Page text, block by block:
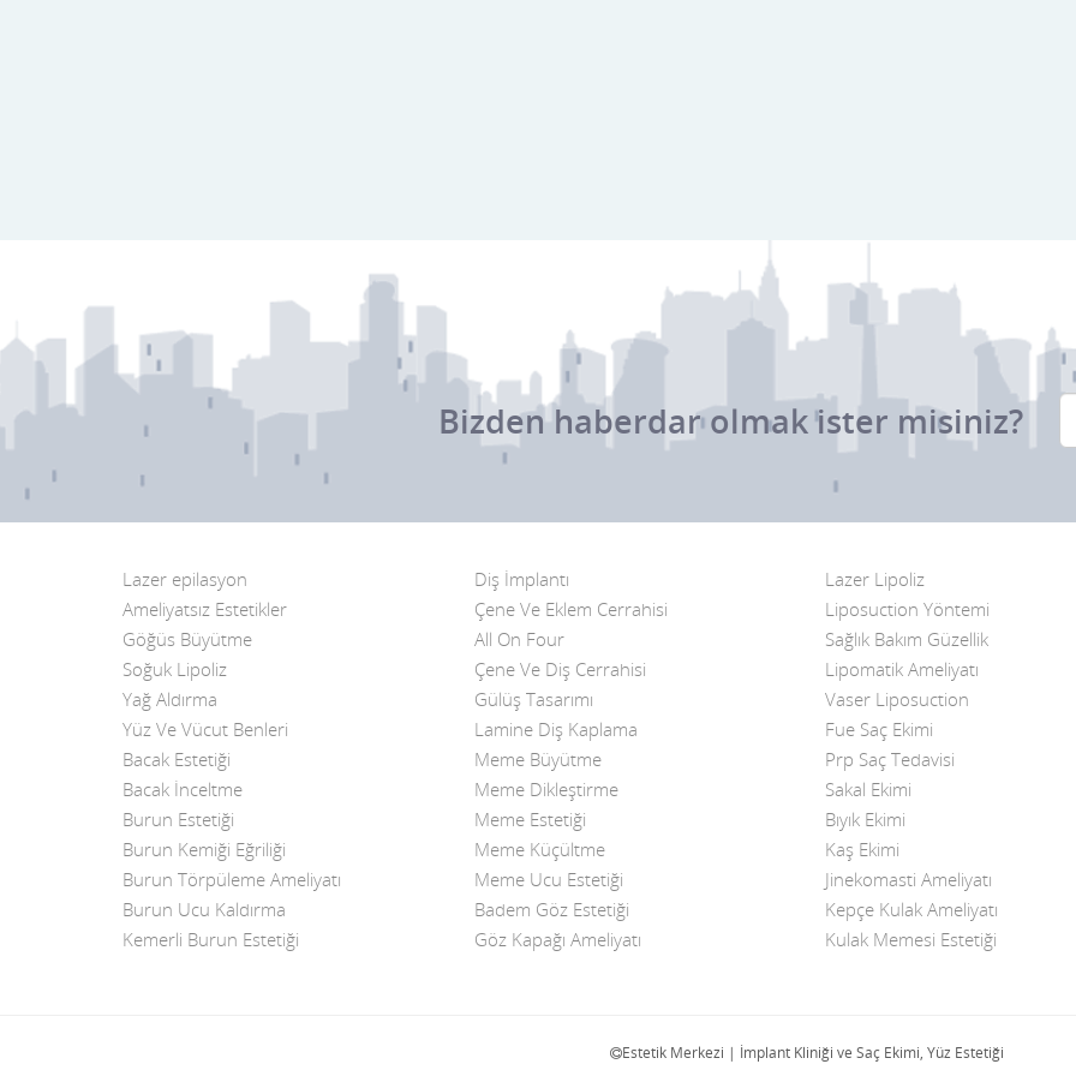
Bizden haberdar olmak ister misiniz?
Lazer epilasyon
Ameliyatsız Estetikler
Göğüs Büyütme
Soğuk Lipoliz
Yağ Aldırma
Yüz Ve Vücut Benleri
Bacak Estetiği
Bacak İnceltme
Burun Estetiği
Burun Kemiği Eğriliği
Burun Törpüleme Ameliyatı
Burun Ucu Kaldırma
Kemerli Burun Estetiği
Diş İmplantı
Çene Ve Eklem Cerrahisi
All On Four
Çene Ve Diş Cerrahisi
Gülüş Tasarımı
Lamine Diş Kaplama
Meme Büyütme
Meme Dikleştirme
Meme Estetiği
Meme Küçültme
Meme Ucu Estetiği
Badem Göz Estetiği
Göz Kapağı Ameliyatı
Lazer Lipoliz
Liposuction Yöntemi
Sağlık Bakım Güzellik
Lipomatik Ameliyatı
Vaser Liposuction
Fue Saç Ekimi
Prp Saç Tedavisi
Sakal Ekimi
Bıyık Ekimi
Kaş Ekimi
Jinekomasti Ameliyatı
Kepçe Kulak Ameliyatı
Kulak Memesi Estetiği
Estetik Merkezi | İmplant Kliniği ve Saç Ekimi, Yüz Estetiği